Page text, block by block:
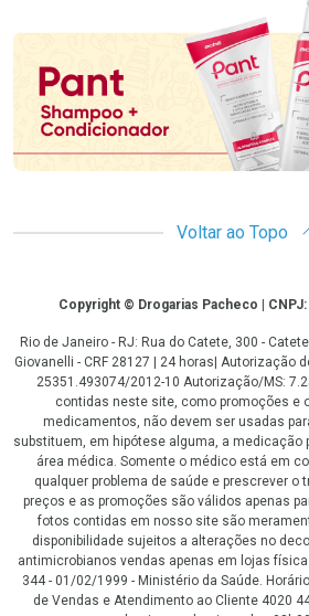
Promoção em Destaque
Voltar ao Topo
CopyrightCopyright © Drogarias Pacheco |
Rio de Janeiro - RJ: Rua do Catete, 300 -
Giovanelli - CRF 28127 | 24 horas| Autorização
25351.493074/2012-10 Autorização/MS:
contidas neste site, como promoções e
medicamentos, não devem ser usadas
substituem, em hipótese alguma, a medicação
área médica. Somente o médico está em
qualquer problema de saúde e prescrever o
preços e as promoções são válidos apenas
fotos contidas em nosso site são
disponibilidade sujeitos a alterações no
antimicrobianos vendas apenas em lojas
344 - 01/02/1999 - Ministério da Saúde.
de Vendas e Atendimento ao Cliente 4020